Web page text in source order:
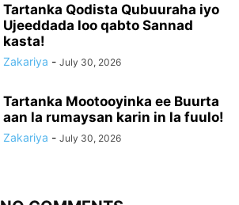
Tartanka Qodista Qubuuraha iyo
Ujeeddada loo qabto Sannad
kasta!
Zakariya - July 30, 2026
Tartanka Mootooyinka ee Buurta
aan la rumaysan karin in la fuulo!
Zakariya - July 30, 2026